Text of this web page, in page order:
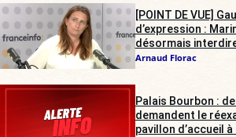
[POINT DE VUE]
d’expression :
désormais
Arnaud Florac
Palais Bourbon :
demandent le
pavillon d’accueil